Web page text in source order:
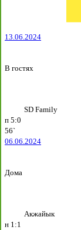
13.06.2024
В гостях
SD Family
п 5:0
56`
06.06.2024
Дома
Акжайык
н 1:1